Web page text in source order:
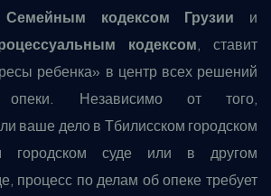
Семейным кодексом Грузии и
кодексом, ставит
ребенка» в центр всех решений
Независимо от того,
ваше дело в Тбилисском городском
городском суде или в другом
процесс по делам об опеке требует